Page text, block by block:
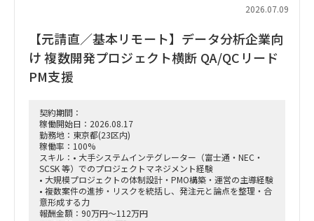
• 調布駅
■ 稼働条件（時間・シフト）
• 稼働時間: 9:00 ～ 18:00
• 勤務日: シフト制（土日祝の出勤あり）
※土日含め週5で100％の稼働
休み）を取得していただきます。
■ 業務内容（役割分担）
現場の最前線に立つオペレーターではなく、一歩引いた「プロ
ジェクトマネージャー」の視点で、BPOベンダーをコントロ
ールしていただきます。
• BPOディレクション・タスク整理
立ち上げ期の流動的な状況下において、必要なオペレーショ
ン・タスクを整理し、BPO先（委託先）へ的確に指示・展開
• 業務フローの構築・切り分け
2026.07.09
【元請直／基本リモート】データ分析企業向
け 複数開発プロジェクト横断 QA/QCリード
PM支援
契約期間：
稼働開始日：2026.08.17
勤務地：東京都(23区内)
稼働率：100%
スキル：• 大手システムインテグレーター（富士通・NEC・
SCSK 等）でのプロジェクトマネジメント経験
• 大規模プロジェクトの体制設計・PMO構築・運営の主導経験
• 複数案件の進捗・リスクを統括し、発注元と論点を整理・合
意形成する力
報酬金額：90万円～112万円